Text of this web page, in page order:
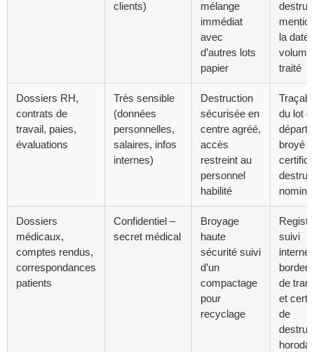
clients)
mélange
immédiat
avec
d’autres lots
papier
la date
volume
traité
Dossiers RH,
contrats de
travail, paies,
évaluations
Très sensible
(données
personnelles,
salaires, infos
internes)
Destruction
sécurisée en
centre agréé,
accès
restreint au
personnel
habilité
du lot
départ
broyé +
Dossiers
médicaux,
comptes rendus,
correspondances
patients
Confidentiel –
secret médical
Broyage
haute
sécurité suivi
d’un
compactage
pour
recyclage
suivi
interne,
de
et
de